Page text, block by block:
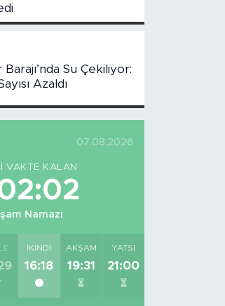
Su Çekiliyor:
Azaldı
07.08.2026
VAKTE KALAN
Namazı
İKINDI
16:18
AKŞAM
19:31
YATSI
21:00